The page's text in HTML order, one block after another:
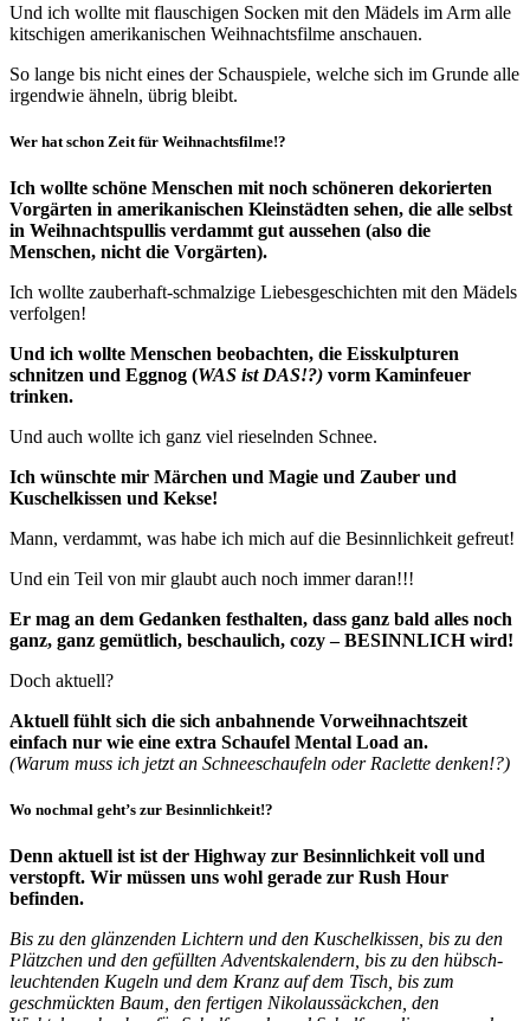
Und ich wollte mit flauschigen Socken mit den Mädels im Arm alle
kitschigen amerikanischen Weihnachtsfilme anschauen.
So lange bis nicht eines der Schauspiele, welche sich im Grunde alle
irgendwie ähneln, übrig bleibt.
Wer hat schon Zeit für Weihnachtsfilme!?
Ich wollte schöne Menschen mit noch schöneren dekorierten
Vorgärten in amerikanischen Kleinstädten sehen, die alle selbst
in Weihnachtspullis verdammt gut aussehen (also die
Menschen, nicht die Vorgärten).
Ich wollte zauberhaft-schmalzige Liebesgeschichten mit den Mädels
verfolgen!
Und ich wollte Menschen beobachten, die Eisskulpturen
schnitzen und Eggnog (WAS ist DAS!?) vorm Kaminfeuer
trinken.
Und auch wollte ich ganz viel rieselnden Schnee.
Ich wünschte mir Märchen und Magie und Zauber und
Kuschelkissen und Kekse!
Mann, verdammt, was habe ich mich auf die Besinnlichkeit gefreut!
Und ein Teil von mir glaubt auch noch immer daran!!!
Er mag an dem Gedanken festhalten, dass ganz bald alles noch
ganz, ganz gemütlich, beschaulich, cozy – BESINNLICH wird!
Doch aktuell?
Aktuell fühlt sich die sich anbahnende Vorweihnachtszeit
einfach nur wie eine extra Schaufel Mental Load an.
(Warum muss ich jetzt an Schneeschaufeln oder Raclette denken!?)
Wo nochmal geht’s zur Besinnlichkeit!?
Denn aktuell ist ist der Highway zur Besinnlichkeit voll und
verstopft. Wir müssen uns wohl gerade zur Rush Hour
befinden.
Bis zu den glänzenden Lichtern und den Kuschelkissen, bis zu den
Plätzchen und den gefüllten Adventskalendern, bis zu den hübsch-
leuchtenden Kugeln und dem Kranz auf dem Tisch, bis zum
geschmückten Baum, den fertigen Nikolaussäckchen, den